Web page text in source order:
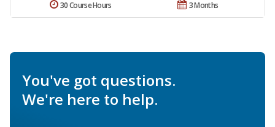
3 Months
30 Course Hours
You've got questions.
We're here to help.